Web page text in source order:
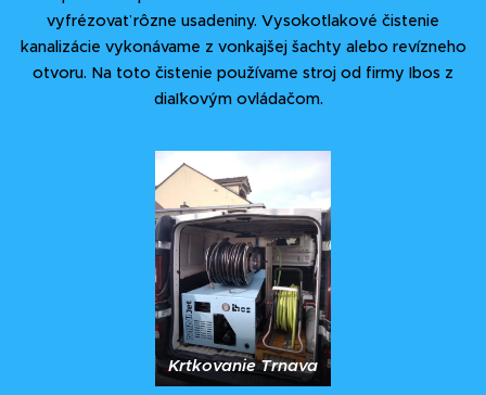
vyfrézovať rôzne usadeniny. Vysokotlakové čistenie
kanalizácie vykonávame z vonkajšej šachty alebo revízneho
otvoru. Na toto čistenie používame stroj od firmy Ibos z
diaľkovým ovládačom.
Krtkovanie Trnava